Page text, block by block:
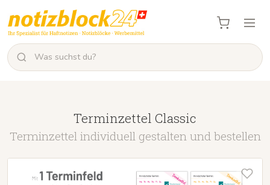
Terminzettel Classic
Terminzettel individuell gestalten und bestellen